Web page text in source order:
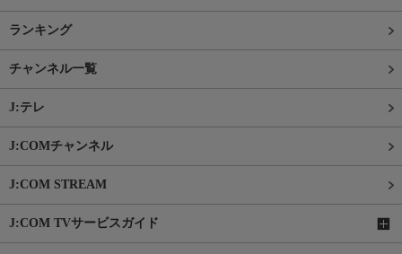
ランキング
チャンネル一覧
J:テレ
J:COMチャンネル
J:COM STREAM
J:COM TVサービスガイド